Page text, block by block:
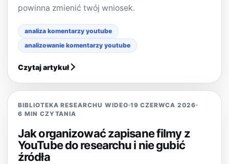
powinna zmienić twój wniosek.
analiza komentarzy youtube
analizowanie komentarzy youtube
Czytaj artykuł
BIBLIOTEKA RESEARCHU WIDEO 19 CZERWCA 2026
6 MIN CZYTANIA
Jak organizować zapisane filmy z
YouTube do researchu i nie gubić
źródła